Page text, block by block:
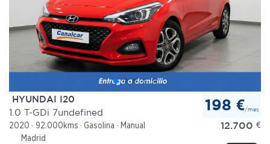
HYUNDAI I20
1.0 T-GDi 7undefined
2020 92.000kms Gasolina
Manual
Madrid
198 €/mes
12.700 €